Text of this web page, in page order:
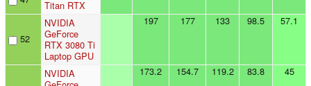
Titan RTX
52
NVIDIA
GeForce
RTX 3080 Ti
Laptop GPU
197 177 133 98.5 57.1
NVIDIA
173.2 154.7 119.2 83.8 45